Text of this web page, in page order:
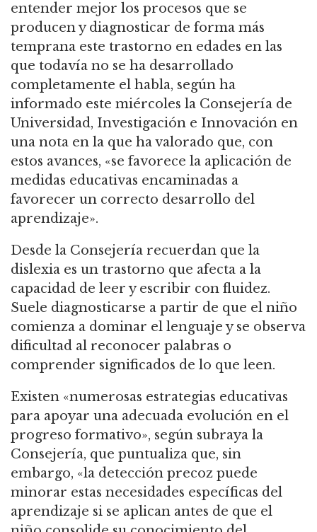
entender mejor los procesos que se
producen y diagnosticar de forma más
temprana este trastorno en edades en las
que todavía no se ha desarrollado
completamente el habla, según ha
informado este miércoles la Consejería de
Universidad, Investigación e Innovación en
una nota en la que ha valorado que, con
estos avances, «se favorece la aplicación de
medidas educativas encaminadas a
favorecer un correcto desarrollo del
aprendizaje».
Desde la Consejería recuerdan que la
dislexia es un trastorno que afecta a la
capacidad de leer y escribir con fluidez.
Suele diagnosticarse a partir de que el niño
comienza a dominar el lenguaje y se observa
dificultad al reconocer palabras o
comprender significados de lo que leen.
Existen «numerosas estrategias educativas
para apoyar una adecuada evolución en el
progreso formativo», según subraya la
Consejería, que puntualiza que, sin
embargo, «la detección precoz puede
minorar estas necesidades específicas del
aprendizaje si se aplican antes de que el